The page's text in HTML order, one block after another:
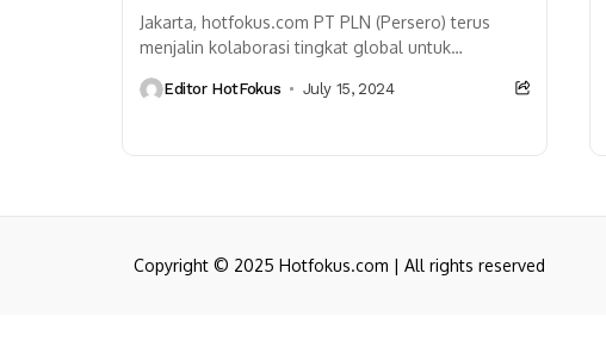
Jakarta, hotfokus.com PT PLN (Persero) terus
menjalin kolaborasi tingkat global untuk
peningkatan pembangunan pembangkit berbasis
Editor HotFokus July 15, 2024
Copyright © 2025 Hotfokus.com | All rights reserved